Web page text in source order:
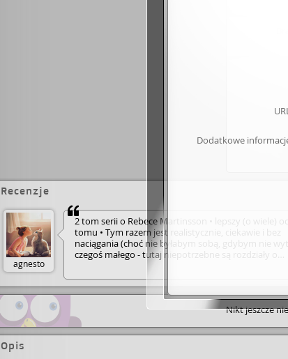
Recenzje
agnesto
2 tom serii o Rebece Martinsson • lepszy (o wiele) od
tomu • Tym razem jest realistycznie, ciekawie i bez
naciągania (choć nie byłabym sobą, gdybym nie
czegoś małego - tutaj niepotrzebne są rozdziały o
zaszczyt bycia opisania w odrębnych rozdziałach).
mimo tego, fabuła wciąga od pierwszych chwil
Ponownie wchodzimy w środowisko kościelne,
proboszcza oraz wierzących mocnej lub słabiej, lub
kompletnych odszczepieńców. I można by
powielanie motywu religijnego staje się
Nikt jeszcze
Opis
Dodatkowe